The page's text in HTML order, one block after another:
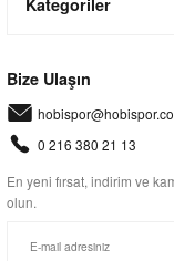
Kategoriler
Bize Ulaşın
0 216 380 21 13
En yeni fırsat, indirim ve
olun.